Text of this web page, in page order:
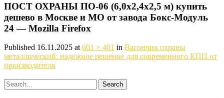
ПОСТ ОХРАНЫ ПО-06 (6,0х2,4х2,5 м) купить
дешево в Москве и МО от завода Бокс-Модуль
24 — Mozilla Firefox
Published 16.11.2025 at 601 × 401 in Вагончик охраны
металлический: надежное решение для современного КПП от
производителя